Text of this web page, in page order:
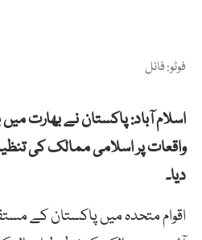
فوٹو: فائل
اسلام آباد: پاکستان نے بھارت
واقعات پر اسلامی ممالک کی
دیا۔
اقوام متحدہ میں پاکستان کے